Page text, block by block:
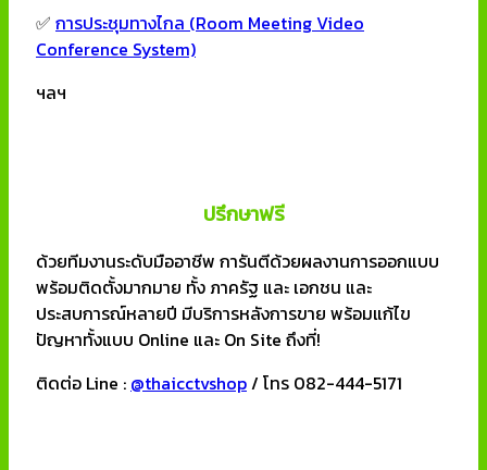
✅ การประชุมทางไกล (Room Meeting Video
Conference System)
ฯลฯ
ปรึกษาฟรี
ด้วยทีมงานระดับมืออาชีพ การันตีด้วยผลงานการออกแบบ
พร้อมติดตั้งมากมาย ทั้ง ภาครัฐ และ เอกชน และ
ประสบการณ์หลายปี มีบริการหลังการขาย พร้อมแก้ไข
ปัญหาทั้งแบบ Online และ On Site ถึงที่!
ติดต่อ Line : @thaicctvshop/ โทร 082-444-5171